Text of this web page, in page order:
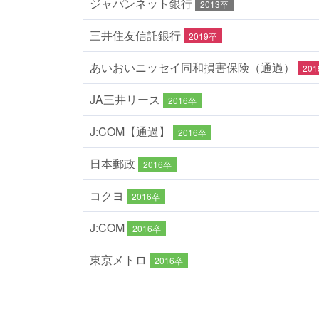
2013卒
三井住友信託銀行 2019卒
あいおいニッセイ同和損害保険（通過）
JA三井リース 2016卒
J:COM【通過】 2016卒
日本郵政 2016卒
コクヨ 2016卒
J:COM 2016卒
東京メトロ 2016卒